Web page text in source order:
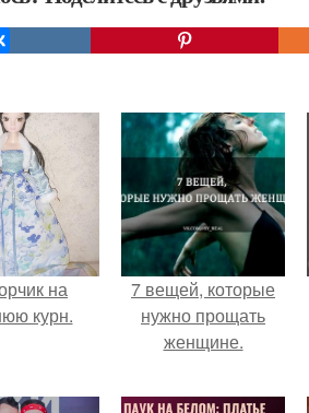
на
курн.
7 вещей, которые
нужно прощать
женщине.